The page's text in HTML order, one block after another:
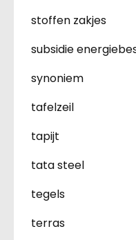
stoffen zakjes
subsidie
synoniem
tafelzeil
tapijt
tata steel
tegels
terras